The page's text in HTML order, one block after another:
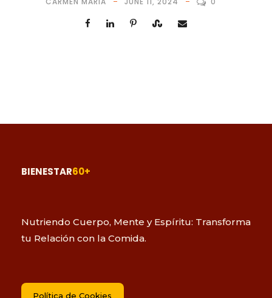
BIENESTAR60+
Nutriendo Cuerpo, Mente y Espíritu: Transforma
tu Relación con la Comida.
Política de Cookies